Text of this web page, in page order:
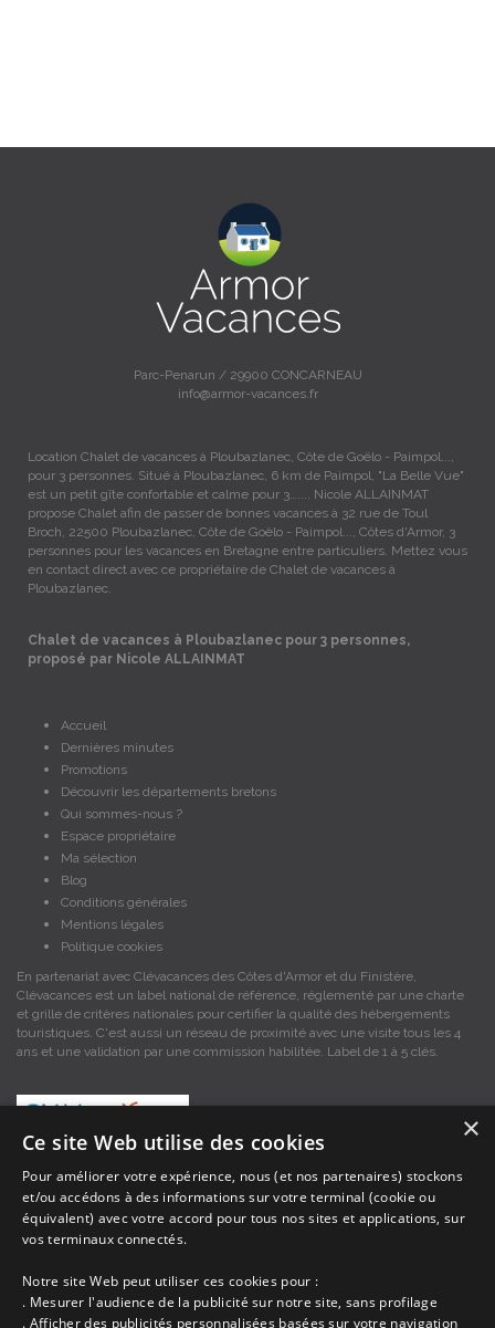
Parc-Penarun / 29900 CONCARNEAU
info@armor-vacances.fr
Location Chalet de vacances à Ploubazlanec, Côte de Goëlo - Paimpol...,
pour 3 personnes. Situé à Ploubazlanec, 6 km de Paimpol, "La Belle Vue"
est un petit gîte confortable et calme pour 3….... Nicole ALLAINMAT
propose Chalet afin de passer de bonnes vacances à 32 rue de Toul
Broch, 22500 Ploubazlanec, Côte de Goëlo - Paimpol..., Côtes d'Armor, 3
personnes pour les vacances en Bretagne entre particuliers. Mettez vous
en contact direct avec ce propriétaire de Chalet de vacances à
Ploubazlanec.
Chalet de vacances à Ploubazlanec pour 3 personnes,
proposé par Nicole ALLAINMAT
Accueil
Dernières minutes
Promotions
Découvrir les départements bretons
Qui sommes-nous ?
Espace propriétaire
Ma sélection
Blog
Conditions générales
Mentions légales
Politique cookies
En partenariat avec Clévacances des Côtes d'Armor et du Finistère,
Clévacances est un label national de référence, réglementé par une charte
et grille de critères nationales pour certifier la qualité des hébergements
touristiques. C'est aussi un réseau de proximité avec une visite tous les 4
ans et une validation par une commission habilitée. Label de 1 à 5 clés.
Les descriptions et photos contenues dans le site Armor-vacances sont sous
la responsabilité des propriétaires, ces informations sont indicatives et non
contractuelles. Les données sont protégées par copyright Armor-vacances.
Armor-vacances n'est pas un organisme et ne touche aucune commission
sur les locations, c'est simplement un annuaire d'hébergements de
×
Ce site Web utilise des cookies
Pour améliorer votre expérience, nous (et nos partenaires) stockons
et/ou accédons à des informations sur votre terminal (cookie ou
équivalent) avec votre accord pour tous nos sites et applications, sur
vos terminaux connectés.
Notre site Web peut utiliser ces cookies pour :
. Mesurer l'audience de la publicité sur notre site, sans profilage
. Afficher des publicités personnalisées basées sur votre navigation